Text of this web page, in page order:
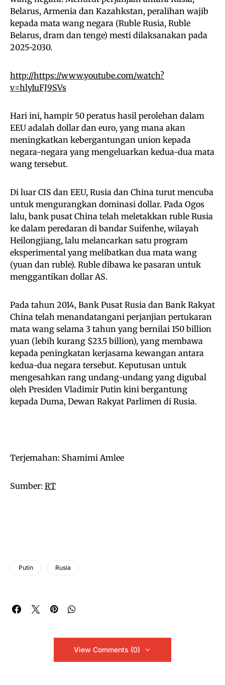
Belarus, Armenia dan Kazahkstan, peralihan wajib
kepada mata wang negara (Ruble Rusia, Ruble
Belarus, dram dan tenge) mesti dilaksanakan pada
2025-2030.
http://https://www.youtube.com/watch?
v=hlyIuFJ9SVs
Hari ini, hampir 50 peratus hasil perolehan dalam
EEU adalah dollar dan euro, yang mana akan
meningkatkan kebergantungan union kepada
negara-negara yang mengeluarkan kedua-dua mata
wang tersebut.
Di luar CIS dan EEU, Rusia dan China turut mencuba
untuk mengurangkan dominasi dollar. Pada Ogos
lalu, bank pusat China telah meletakkan ruble Rusia
ke dalam peredaran di bandar Suifenhe, wilayah
Heilongjiang, lalu melancarkan satu program
eksperimental yang melibatkan dua mata wang
(yuan dan ruble). Ruble dibawa ke pasaran untuk
menggantikan dollar AS.
Pada tahun 2014, Bank Pusat Rusia dan Bank Rakyat
China telah menandatangani perjanjian pertukaran
mata wang selama 3 tahun yang bernilai 150 billion
yuan (lebih kurang $23.5 billion), yang membawa
kepada peningkatan kerjasama kewangan antara
kedua-dua negara tersebut. Keputusan untuk
mengesahkan rang undang-undang yang digubal
oleh Presiden Vladimir Putin kini bergantung
kepada Duma, Dewan Rakyat Parlimen di Rusia.
Terjemahan: Shamimi Amlee
Sumber: RT
Putin Rusia
View Comments (0)